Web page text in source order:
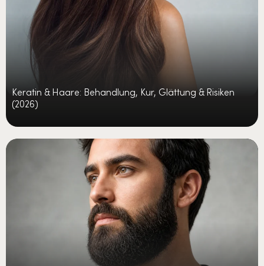
Keratin & Haare: Behandlung, Kur, Glättung & Risiken
(2026)